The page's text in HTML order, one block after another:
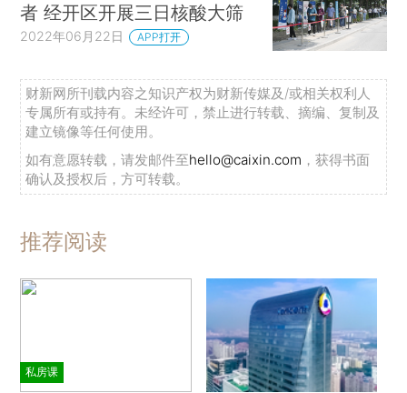
者 经开区开展三日核酸大筛
2022年06月22日 APP打开
财新网所刊载内容之知识产权为财新传媒及/或相关权利人
专属所有或持有。未经许可，禁止进行转载、摘编、复制及
建立镜像等任何使用。
如有意愿转载，请发邮件至hello@caixin.com ，获得书面
确认及授权后，方可转载。
推荐阅读
私房课